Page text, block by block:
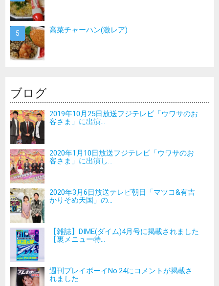
高菜チャーハン(激レア)
ブログ
2019年10月25日放送フジテレビ「ウワサのお
客さま」に出演...
2020年1月10日放送フジテレビ「ウワサのお
客さま」に出演し...
2020年3月6日放送テレビ朝日「マツコ&有吉
かりそめ天国」の...
【雑誌】DIME(ダイム)4月号に掲載されました
【裏メニュー特...
週刊プレイボーイNo.24にコメントが掲載さ
れました